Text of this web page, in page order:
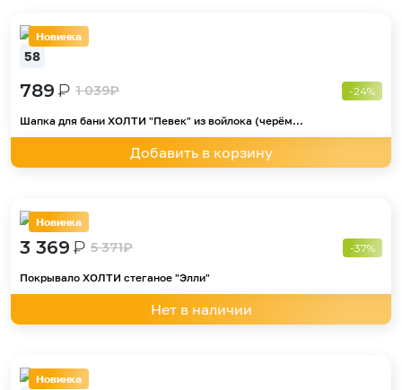
Новинка
58
789₽ 1 039₽ -24%
Шапка для бани ХОЛТИ "Певек" из войлока (черём...
Добавить в корзину
Новинка
3 369₽ 5 371₽ -37%
Покрывало ХОЛТИ стеганое "Элли"
Нет в наличии
Новинка